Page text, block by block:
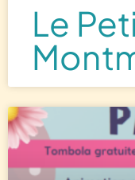
Le